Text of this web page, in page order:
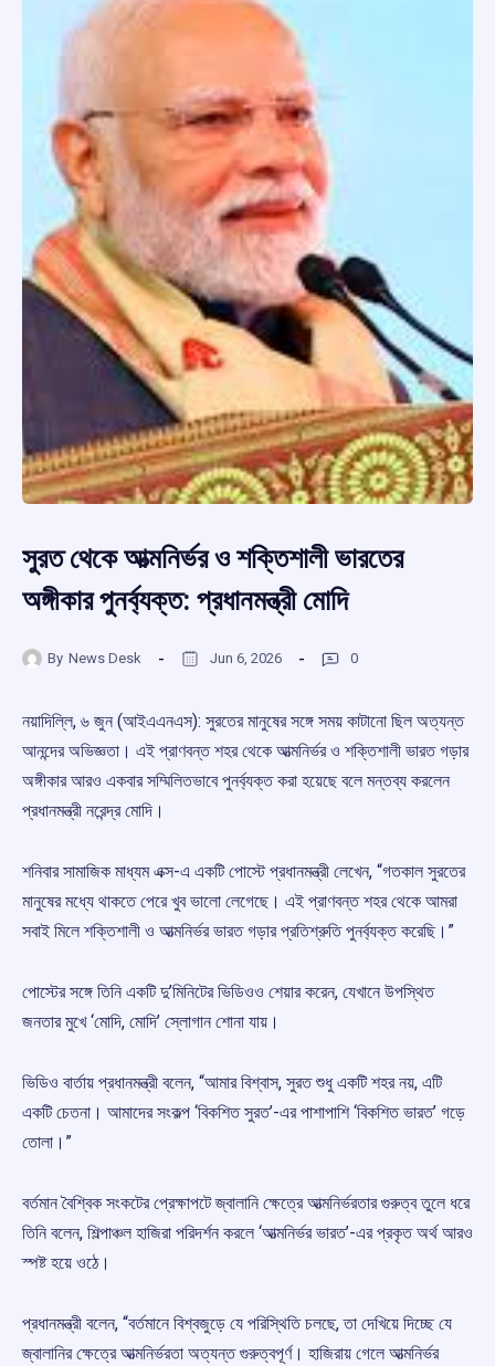
সুরত থেকে আত্মনির্ভর ও শক্তিশালী ভারতের
অঙ্গীকার পুনর্ব্যক্ত: প্রধানমন্ত্রী মোদি
By News Desk Jun 6, 2026 0
নয়াদিল্লি, ৬ জুন (আইএএনএস): সুরতের মানুষের সঙ্গে সময় কাটানো ছিল অত্যন্ত
আনন্দের অভিজ্ঞতা। এই প্রাণবন্ত শহর থেকে আত্মনির্ভর ও শক্তিশালী ভারত গড়ার
অঙ্গীকার আরও একবার সম্মিলিতভাবে পুনর্ব্যক্ত করা হয়েছে বলে মন্তব্য করলেন
প্রধানমন্ত্রী নরেন্দ্র মোদি।
শনিবার সামাজিক মাধ্যম এক্স-এ একটি পোস্টে প্রধানমন্ত্রী লেখেন, “গতকাল সুরতের
মানুষের মধ্যে থাকতে পেরে খুব ভালো লেগেছে। এই প্রাণবন্ত শহর থেকে আমরা
সবাই মিলে শক্তিশালী ও আত্মনির্ভর ভারত গড়ার প্রতিশ্রুতি পুনর্ব্যক্ত করেছি।”
পোস্টের সঙ্গে তিনি একটি দু’মিনিটের ভিডিওও শেয়ার করেন, যেখানে উপস্থিত
জনতার মুখে ‘মোদি, মোদি’ স্লোগান শোনা যায়।
ভিডিও বার্তায় প্রধানমন্ত্রী বলেন, “আমার বিশ্বাস, সুরত শুধু একটি শহর নয়, এটি
একটি চেতনা। আমাদের সংকল্প ‘বিকশিত সুরত’-এর পাশাপাশি ‘বিকশিত ভারত’ গড়ে
তোলা।”
বর্তমান বৈশ্বিক সংকটের প্রেক্ষাপটে জ্বালানি ক্ষেত্রে আত্মনির্ভরতার গুরুত্ব তুলে ধরে
তিনি বলেন, শিল্পাঞ্চল হাজিরা পরিদর্শন করলে ‘আত্মনির্ভর ভারত’-এর প্রকৃত অর্থ আরও
স্পষ্ট হয়ে ওঠে।
প্রধানমন্ত্রী বলেন, “বর্তমানে বিশ্বজুড়ে যে পরিস্থিতি চলছে, তা দেখিয়ে দিচ্ছে যে
জ্বালানির ক্ষেত্রে আত্মনির্ভরতা অত্যন্ত গুরুত্বপূর্ণ। হাজিরায় গেলে আত্মনির্ভর